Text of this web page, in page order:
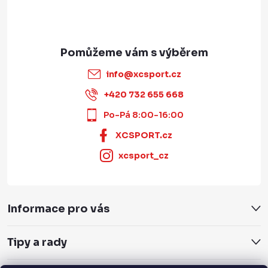
info@xcsport.cz
+420 732 655 668
Po-Pá 8:00-16:00
XCSPORT.cz
xcsport_cz
Informace pro vás
Tipy a rady